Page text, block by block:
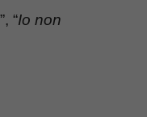
”, “Io non